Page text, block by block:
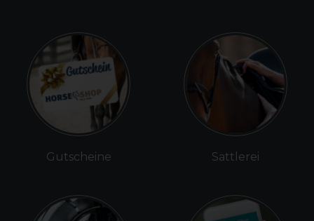
Gutscheine Sattlerei